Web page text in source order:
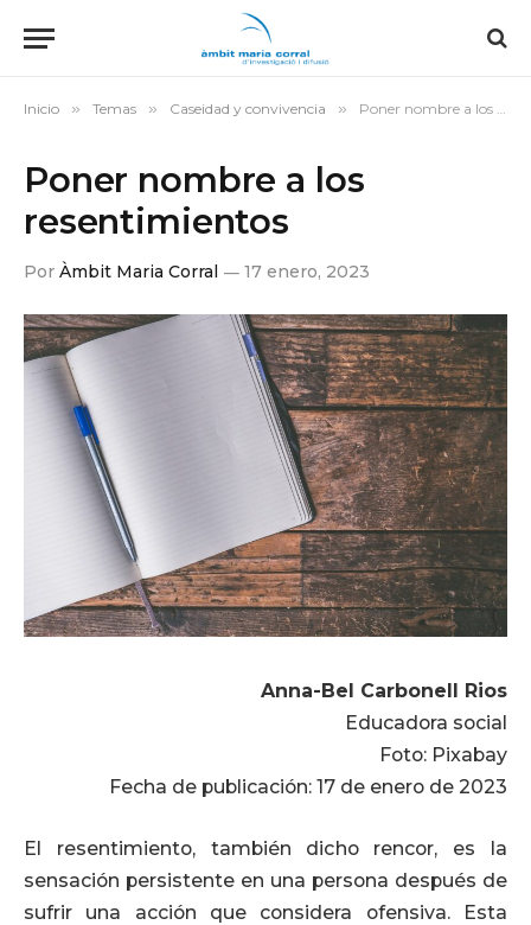
Inicio » Temas » Caseidad y convivencia » Poner nombre a los resentimientos
Poner nombre a los
resentimientos
Por Àmbit Maria Corral 17 enero, 2023
Anna-Bel Carbonell Rios
Educadora social
Foto: Pixabay
Fecha de publicación: 17 de enero de 2023
El resentimiento, también dicho rencor, es la
sensación persistente en una persona después de
sufrir una acción que considera ofensiva. Esta